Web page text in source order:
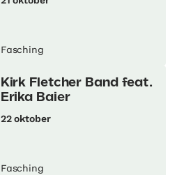
Fasching
Kirk Fletcher Band feat.
Erika Baier
22 oktober
Fasching